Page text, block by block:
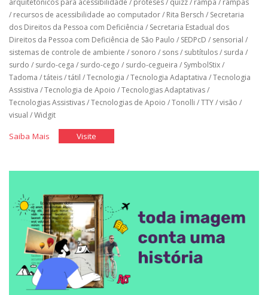
/ recursos de acessibilidade ao computador/ Rita Bersch / Secretaria
dos Direitos da Pessoa com Deficiência / Secretaria Estadual dos
Direitos da Pessoa com Deficiência de São Paulo / SEDPcD / sensorial /
sistemas de controle de ambiente / sonoro / sons/ subtítulos/ surda /
surdo / surdo-cega / surdo-cego / surdo-cegueira / SymbolStix/
Tadoma /táteis/tátil /Tecnologia /Tecnologia Adaptativa /Tecnologia
Assistiva /Tecnologia de Apoio /Tecnologias Adaptativas/
Tecnologias Assistivas/Tecnologias de Apoio /Tonolli /TTY/visão /
visual /Widgit
Saiba Mais"Tecnologia
Visite"Tecnologia